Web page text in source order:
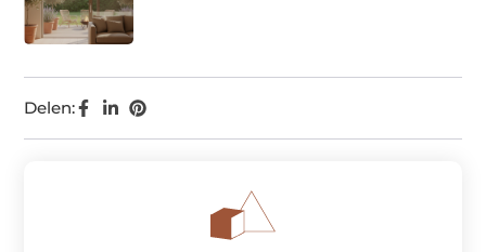
Delen: